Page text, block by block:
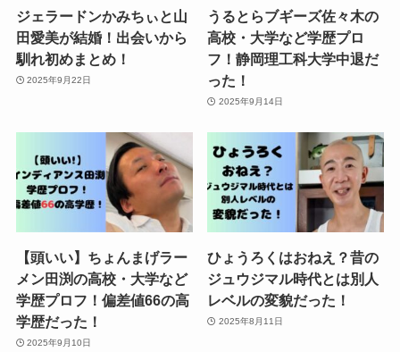
ジェラードンかみちぃと山
田愛美が結婚！出会いから
馴れ初めまとめ！
2025年9月22日
うるとらブギーズ佐々木の
高校・大学など学歴プロ
フ！静岡理工科大学中退だ
った！
2025年9月14日
【頭いい】ちょんまげラー
メン田渕の高校・大学など
学歴プロフ！偏差値66の高
学歴だった！
2025年9月10日
ひょうろくはおねえ？昔の
ジュウジマル時代とは別人
レベルの変貌だった！
2025年8月11日